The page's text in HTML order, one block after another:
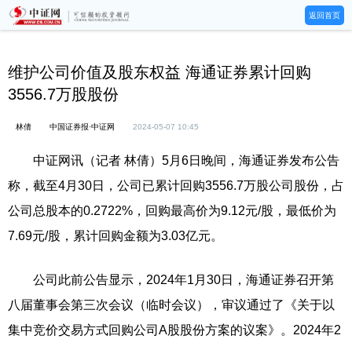
返回首页
维护公司价值及股东权益 海通证券累计回购
3556.7万股股份
林倩 中国证券报·中证网 2024-05-07 10:45
中证网讯（记者 林倩）5月6日晚间，海通证券发布公告
称，截至4月30日，公司已累计回购3556.7万股公司股份，占
公司总股本的0.2722%，回购最高价为9.12元/股，最低价为
7.69元/股，累计回购金额为3.03亿元。
公司此前公告显示，2024年1月30日，海通证券召开第
八届董事会第三次会议（临时会议），审议通过了《关于以
集中竞价交易方式回购公司A股股份方案的议案》。2024年2